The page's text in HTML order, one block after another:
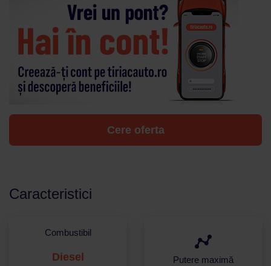
Cere oferta
Caracteristici
Combustibil
Diesel Putere maximă